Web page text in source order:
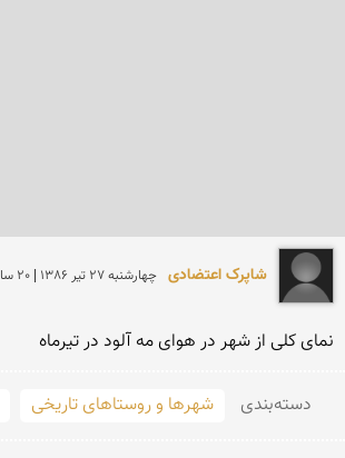
شاپرک اعتضادی چهارشنبه 27 تير 1386 | 20 سال پیش
نمای كلی از شهر در هوای مه آلود در تیرماه
دسته‌بندی شهرها و روستاهای تاریخی